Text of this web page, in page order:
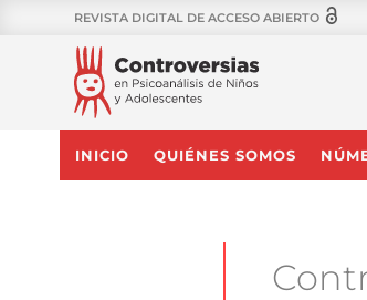
REVISTA DIGITAL DE ACCESO ABIERTO
INICIO QUIÉNES SOMOS